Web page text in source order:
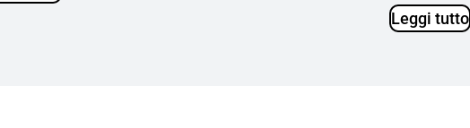
Leggi tutto